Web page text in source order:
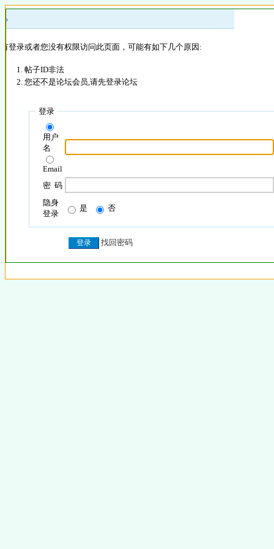
»
登录或者您没有权限访问此页面，可能有如下几个原因:
帖子ID非法
您还不是论坛会员,请先登录论坛
登录
用户
名
Email
密 码
隐身
登录
是 否
找回密码